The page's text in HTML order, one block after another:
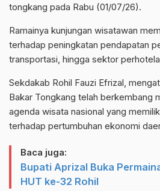
tongkang pada Rabu (01/07/26).
Ramainya kunjungan wisatawan
terhadap peningkatan pendapatan
transportasi, hingga sektor
Sekdakab Rohil Fauzi Efrizal,
Bakar Tongkang telah berkembang
agenda wisata nasional yang
terhadap pertumbuhan ekonomi
Baca juga:
Bupati Aprizal Buka
HUT ke-32 Rohil